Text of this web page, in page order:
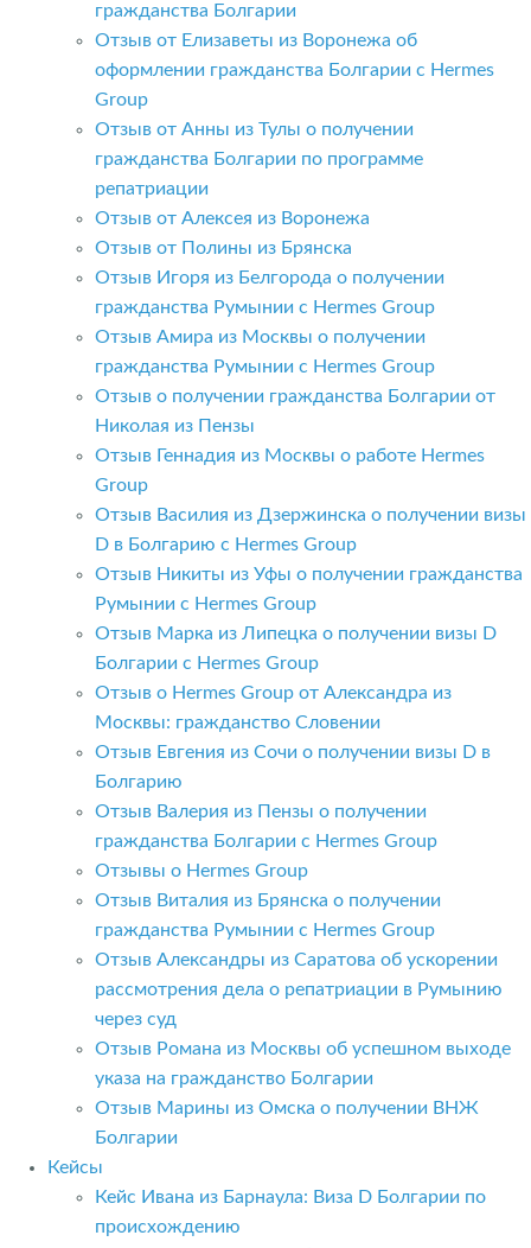
гражданства Болгарии
Отзыв от Елизаветы из Воронежа об
оформлении гражданства Болгарии с Hermes
Group
Отзыв от Анны из Тулы о получении
гражданства Болгарии по программе
репатриации
Отзыв от Алексея из Воронежа
Отзыв от Полины из Брянска
Отзыв Игоря из Белгорода о получении
гражданства Румынии с Hermes Group
Отзыв Амира из Москвы о получении
гражданства Румынии с Hermes Group
Отзыв о получении гражданства Болгарии от
Николая из Пензы
Отзыв Геннадия из Москвы о работе Hermes
Group
Отзыв Василия из Дзержинска о получении визы
D в Болгарию с Hermes Group
Отзыв Никиты из Уфы о получении гражданства
Румынии с Hermes Group
Отзыв Марка из Липецка о получении визы D
Болгарии с Hermes Group
Отзыв о Hermes Group от Александра из
Москвы: гражданство Словении
Отзыв Евгения из Сочи о получении визы D в
Болгарию
Отзыв Валерия из Пензы о получении
гражданства Болгарии с Hermes Group
Отзывы о Hermes Group
Отзыв Виталия из Брянска о получении
гражданства Румынии с Hermes Group
Отзыв Александры из Саратова об ускорении
рассмотрения дела о репатриации в Румынию
через суд
Отзыв Романа из Москвы об успешном выходе
указа на гражданство Болгарии
Отзыв Марины из Омска о получении ВНЖ
Болгарии
Кейсы
Кейс Ивана из Барнаула: Виза D Болгарии по
происхождению